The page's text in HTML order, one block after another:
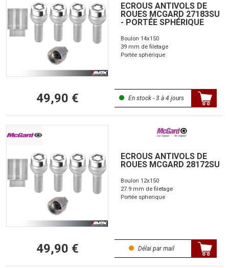
ECROUS ANTIVOLS DE
ROUES MCGARD 27183SU
- PORTÉE SPHÉRIQUE
Boulon 14x150
39 mm de filetage
Portée sphérique
49,90 € En stock - 3 à 4 jours
ECROUS ANTIVOLS DE
ROUES MCGARD 28172SU
Boulon 12x150
27.9 mm de filetage
Portée spherique
49,90 € Délai par mail